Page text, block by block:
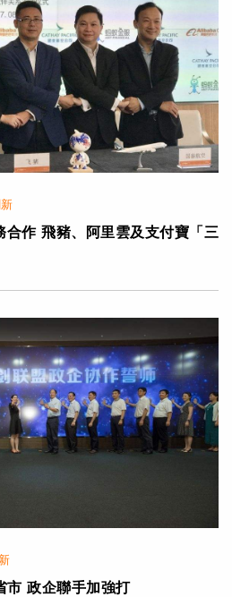
合作 飛豬、阿里雲及支付寶「三
市 政企聯手加強打